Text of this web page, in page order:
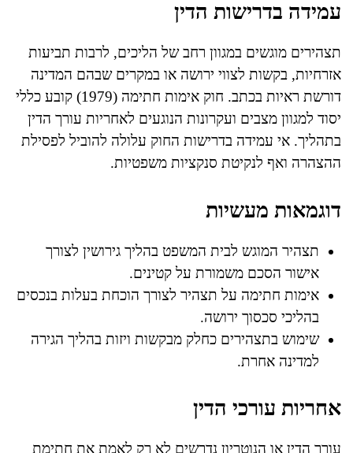
עמידה בדרישות הדין
תצהירים מוגשים במגוון רחב של הליכים, לרבות תביעות
אזרחיות, בקשות לצווי ירושה או במקרים שבהם המדינה
דורשת ראיות בכתב. חוק אימות חתימה (1979) קובע כללי
יסוד למגוון מצבים ועקרונות הנוגעים לאחריות עורך הדין
בתהליך. אי עמידה בדרישות החוק עלולה להוביל לפסילת
ההצהרה ואף לנקיטת סנקציות משפטיות.
דוגמאות מעשיות
תצהיר המוגש לבית המשפט בהליך גירושין לצורך
אישור הסכם משמורת על קטינים.
אימות חתימה על תצהיר לצורך הוכחת בעלות בנכסים
בהליכי סכסוך ירושה.
שימוש בתצהירים כחלק מבקשות ויזות בהליך הגירה
למדינה אחרת.
אחריות עורכי הדין
עורך הדין או הנוטריון נדרשים לא רק לאמת את חתימת